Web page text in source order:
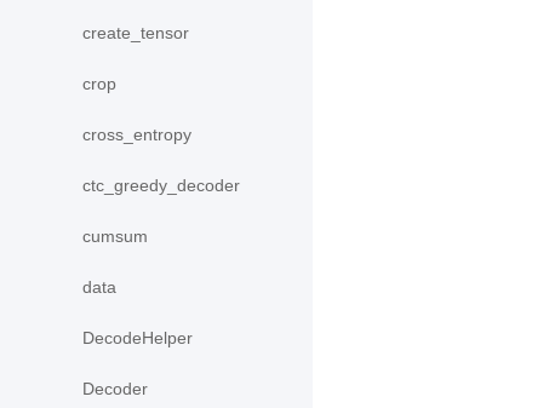
create_tensor
crop
cross_entropy
ctc_greedy_decoder
cumsum
data
DecodeHelper
Decoder